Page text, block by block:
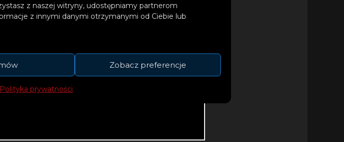
z naszej witryny, udostępniamy partnerom
z innymi danymi otrzymanymi od Ciebie lub
Zobacz preferencje
prywatności